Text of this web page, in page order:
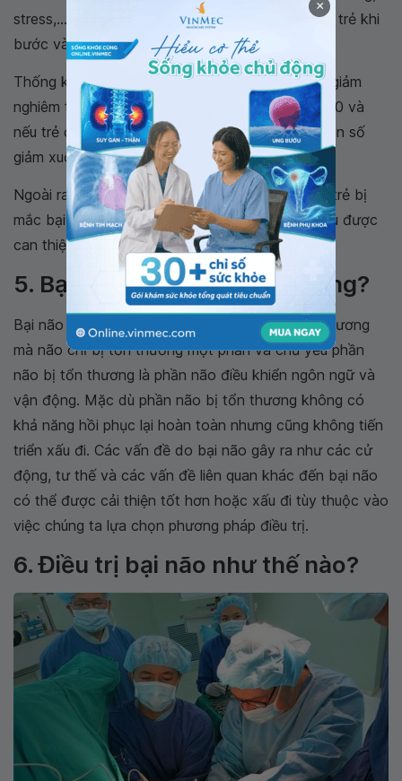
stress,... có ảnh hưởng lớn đến đến sự sống của trẻ khi
bước vào tuổi trưởng thành.
Thống kê từ Anh, trẻ bại não không đi kèm suy giảm
nghiêm trọng thì có đến 99% trẻ sống qua tuổi 30 và
nếu trẻ có tình trạng khuyết tật nghiêm trọng, con số
giảm xuống còn 95% trẻ sống qua tuổi 30.
Ngoài ra, các báo cáo cũng chỉ ra, tuổi thọ của trẻ bị
mắc bại não sẽ được cải thiện theo thời gian nếu được
can thiệp và phục hồi chức năng sớm.
5. Bại não có chữa được không?
Bại não không có nghĩa là toàn bộ não bị tổn thương
mà não chỉ bị tổn thương một phần và chủ yếu phần
não bị tổn thương là phần não điều khiển ngôn ngữ và
vận động. Mặc dù phần não bị tổn thương không có
khả năng hồi phục lại hoàn toàn nhưng cũng không tiến
triển xấu đi. Các vấn đề do bại não gây ra như các cử
động, tư thế và các vấn đề liên quan khác đến bại não
có thể được cải thiện tốt hơn hoặc xấu đi tùy thuộc vào
việc chúng ta lựa chọn phương pháp điều trị.
6. Điều trị bại não như thế nào?
×